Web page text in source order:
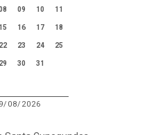
09 10 11
15 16 17 18
22 23 24 25
29 30 31
08/2026